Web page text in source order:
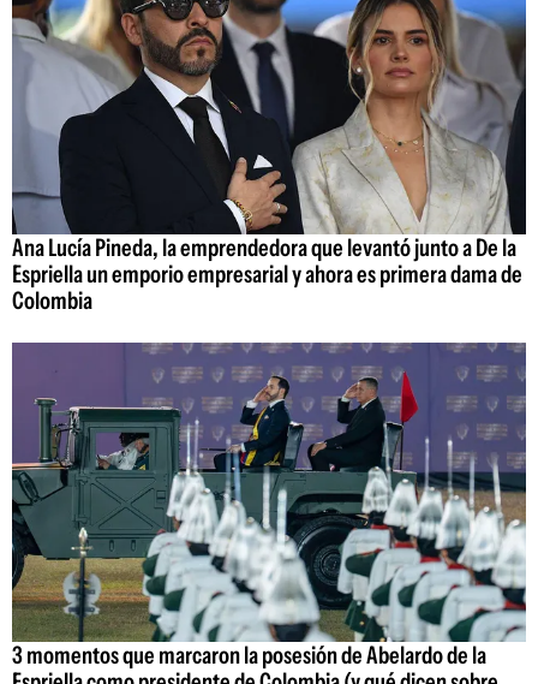
Ana Lucía Pineda, la emprendedora que levantó junto a De la
Espriella un emporio empresarial y ahora es primera dama de
Colombia
3 momentos que marcaron la posesión de Abelardo de la